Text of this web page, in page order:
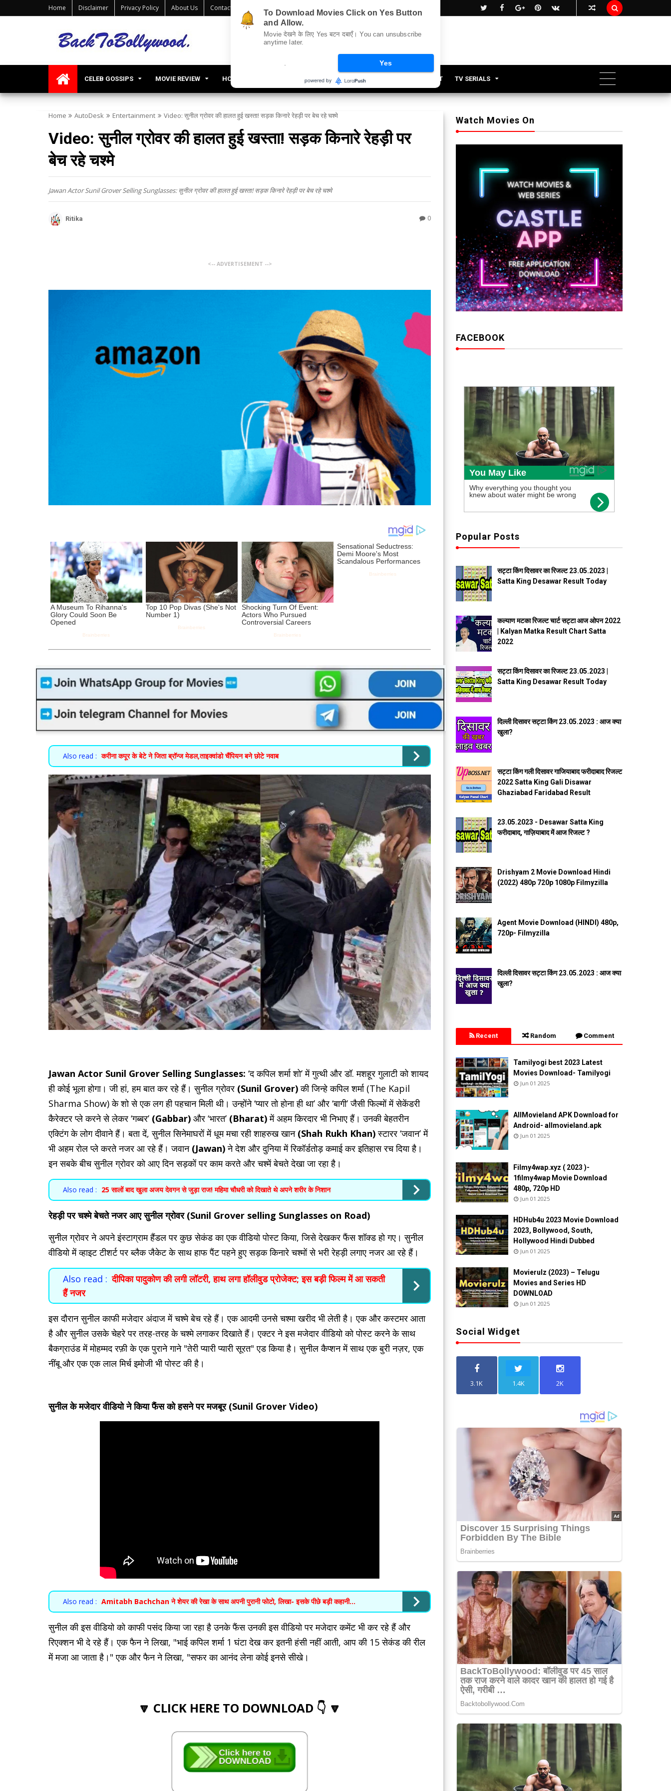
Home Disclaimer Privacy Policy About Us Contact Us Sitemap 
CELEB GOSSIPS MOVIE REVIEW HOLLYWOOD UPDATES LIFESTYLE OFFBEAT TV SERIALS
Home AutoDesk Entertainment Video: सुनील ग्रोवर की हालत हुई खस्ता! सड़क किनारे रेहड़ी पर बेच रहे चश्मे
Video: सुनील ग्रोवर की हालत हुई खस्ता! सड़क किनारे रेहड़ी पर
बेच रहे चश्मे
Jawan Actor Sunil Grover Selling Sunglasses: सुनील ग्रोवर की हालत हुई खस्ता! सड़क किनारे रेहड़ी पर बेच रहे चश्मे
Ritika 0
<-- ADVERTISEMENT -->
Also read : करीना कपूर के बेटे ने जिता ब्रॉन्ज मेडल,ताइक्वांडो चैंपियन बने छोटे नवाब
Jawan Actor Sunil Grover Selling Sunglasses: ‘द कपिल शर्मा शो’ में गुत्थी और डॉ. मशहूर गुलाटी को शायद
ही कोई भूला होगा। जी हां, हम बात कर रहे हैं। सुनील ग्रोवर (Sunil Grover)की जिन्हे कपिल शर्मा (The Kapil
Sharma Show) के शो से एक लग ही पहचान मिली थी। उन्होंने ‘प्यार तो होना ही था’ और ‘बागी’ जैसी फिल्मों में सेकेंडरी
कैरेक्टर प्ले करने से लेकर ‘गब्बर’ (Gabbar) और ‘भारत’ (Bharat)में अहम किरदार भी निभाए हैं। उनकी बेहतरीन
एक्टिंग के लोग दीवाने हैं। बता दें, सुनील सिनेमाघरों में धूम मचा रही शाहरुख खान (Shah Rukh Khan)स्टारर ‘जवान’ में
भी अहम रोल प्ले करते नजर आ रहे हैं। जवान (Jawan)ने देश और दुनिया में रिकॉर्डतोड़ कमाई कर इतिहास रच दिया है।
इन सबके बीच सुनील ग्रोवर को आए दिन सड़कों पर काम करते और चश्में बेचते देखा जा रहा है।
Also read : 25 सालों बाद खुला अजय देवगन से जुड़ा राज! महिमा चौधरी को दिखाते थे अपने शरीर के निशान
रेहड़ी पर चश्मे बेचते नजर आए सुनील ग्रोवर (Sunil Grover selling Sunglasses on Road)
सुनील ग्रोवर ने अपने इंस्टाग्राम हैंडल पर कुछ सेकंड का एक वीडियो पोस्ट किया, जिसे देखकर फैंस शॉक्ड हो गए। सुनील
वीडियो में व्हाइट टीशर्ट पर ब्लैक जैकेट के साथ हाफ पैंट पहने हुए सड़क किनारे चश्मों से भरी रेहड़ी लगाए नजर आ रहे हैं।
Also read : दीपिका पादुकोण की लगी लॉटरी, हाथ लगा हॉलीवुड प्रोजेक्ट; इस बड़ी फिल्म में आ सकती
हैं नजर
इस दौरान सुनील काफी मजेदार अंदाज में चश्मे बेच रहे हैं। एक आदमी उनसे चश्मा खरीद भी लेती है। एक और कस्टमर आता
है और सुनील उसके चेहरे पर तरह-तरह के चश्मे लगाकर दिखाते हैं। एक्टर ने इस मजेदार वीडियो को पोस्ट करने के साथ
बैकग्राउंड में मोहम्मद रफ़ी के एक पुराने गाने "तेरी प्यारी प्यारी सूरत" एड किया है। सुनील कैप्शन में साथ एक बुरी नज़र, एक
नींबू और एक एक लाल मिर्च इमोजी भी पोस्ट की है।
सुनील के मजेदार वीडियो ने किया फैंस को हसने पर मजबूर (Sunil Grover Video)
Also read : Amitabh Bachchan ने शेयर की रेखा के साथ अपनी पुरानी फोटो, लिखा- इसके पीछे बड़ी कहानी...
सुनील की इस वीडियो को काफी पसंद किया जा रहा है उनके फैंस उनकी इस वीडियो पर मजेदार कमेंट भी कर रहे हैं और
रिएक्शन भी दे रहे हैं। एक फैन ने लिखा, "भाई कपिल शर्मा 1 घंटा देख कर इतनी हंसी नहीं आती, आप की 15 सेकंड की रील
में मजा आ जाता है।" एक और फैन ने लिखा, "सफर का आनंद लेना कोई इनसे सीखे।
🔽 CLICK HERE TO DOWNLOAD 👇 🔽
Watch Movies On
FACEBOOK
Popular Posts
सट्टा किंग दिसावर का रिजल्ट 23.05.2023 |
Satta King Desawar Result Today
कल्याण मटका रिजल्ट चार्ट सट्टा आज ओपन 2022
| Kalyan Matka Result Chart Satta
2022
सट्टा किंग दिसावर का रिजल्ट 23.05.2023 |
Satta King Desawar Result Today
दिल्ली दिसावर सट्टा किंग 23.05.2023 : आज क्या
खुला?
सट्टा किंग गली दिसावर गाजियाबाद फरीदाबाद रिजल्ट
2022 Satta King Gali Disawar
Ghaziabad Faridabad Result
23.05.2023 - Desawar Satta King
फरीदाबाद, गाज़ियाबाद में आज रिजल्ट ?
Drishyam 2 Movie Download Hindi
(2022) 480p 720p 1080p Filmyzilla
Agent Movie Download (HINDI) 480p,
720p- Filmyzilla
दिल्ली दिसावर सट्टा किंग 23.05.2023 : आज क्या
खुला?
Recent Random Comment
Tamilyogi best 2023 Latest
Movies Download- Tamilyogi
Jun 01 2025
AllMovieland APK Download for
Android- allmovieland.apk
Jun 01 2025
Filmy4wap.xyz ( 2023 )-
1filmy4wap Movie Download
480p, 720p HD
Jun 01 2025
HDHub4u 2023 Movie Download
2023, Bollywood, South,
Hollywood Hindi Dubbed
Jun 01 2025
Movierulz (2023) – Telugu
Movies and Series HD
DOWNLOAD
Jun 01 2025
Social Widget
3.1K 1.4K 2K
To Download Movies Click on Yes Button
and Allow.
Movie देखने के लिए Yes बटन दबाएँ। You can unsubscribe
anytime later.
Yes